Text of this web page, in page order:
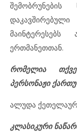
ერთმანეთთან.
რომელია
პერსონაჟი
ალუდა
კლასიკური